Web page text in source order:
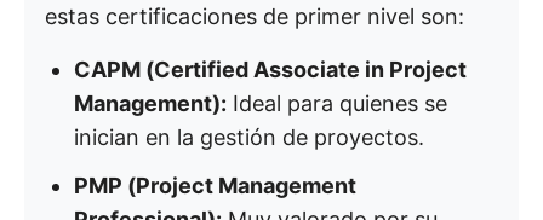
estas certificaciones de primer nivel son:
CAPM (Certified Associate in Project
Management): Ideal para quienes se
inician en la gestión de proyectos.
PMP (Project Management